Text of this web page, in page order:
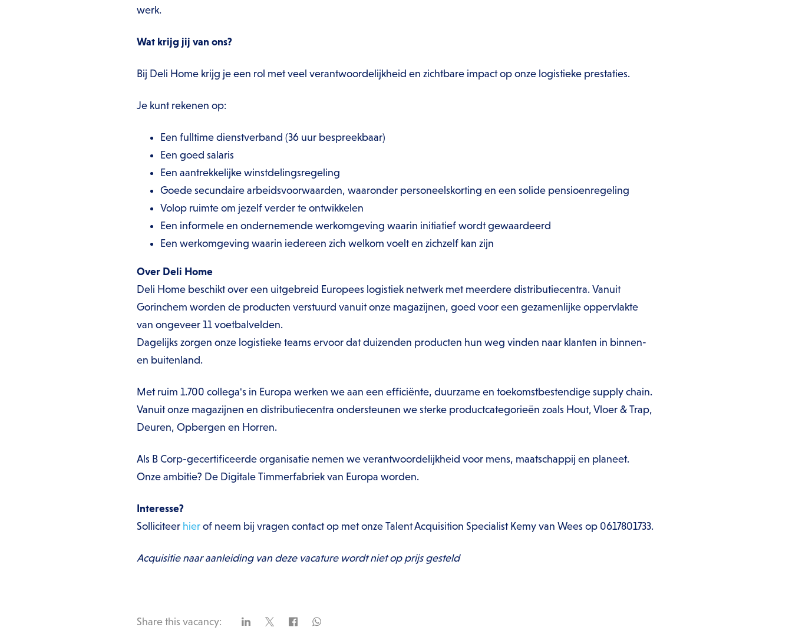
werk.
Wat krijg jij van ons?
Bij Deli Home krijg je een rol met veel verantwoordelijkheid en zichtbare impact op onze logistieke prestaties.
Je kunt rekenen op:
Een fulltime dienstverband (36 uur bespreekbaar)
Een goed salaris
Een aantrekkelijke winstdelingsregeling
Goede secundaire arbeidsvoorwaarden, waaronder personeelskorting en een solide pensioenregeling
Volop ruimte om jezelf verder te ontwikkelen
Een informele en ondernemende werkomgeving waarin initiatief wordt gewaardeerd
Een werkomgeving waarin iedereen zich welkom voelt en zichzelf kan zijn
Over Deli Home
Deli Home beschikt over een uitgebreid Europees logistiek netwerk met meerdere distributiecentra. Vanuit
Gorinchem worden de producten verstuurd vanuit onze magazijnen, goed voor een gezamenlijke oppervlakte
van ongeveer 11 voetbalvelden.
Dagelijks zorgen onze logistieke teams ervoor dat duizenden producten hun weg vinden naar klanten in binnen-
en buitenland.
Met ruim 1.700 collega's in Europa werken we aan een efficiënte, duurzame en toekomstbestendige supply chain.
Vanuit onze magazijnen en distributiecentra ondersteunen we sterke productcategorieën zoals Hout, Vloer & Trap,
Deuren, Opbergen en Horren.
Als B Corp-gecertificeerde organisatie nemen we verantwoordelijkheid voor mens, maatschappij en planeet.
Onze ambitie? De Digitale Timmerfabriek van Europa worden.
Interesse?
Solliciteer hier of neem bij vragen contact op met onze Talent Acquisition Specialist Kemy van Wees op 0617801733.
Acquisitie naar aanleiding van deze vacature wordt niet op prijs gesteld
Share this vacancy: